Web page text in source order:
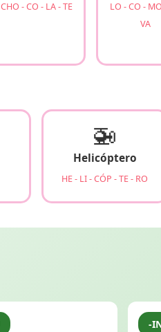
CHO - CO - LA - TE
LO - CO -
VA
🚁
Helicóptero
HE - LI - CÓP - TE - RO
-